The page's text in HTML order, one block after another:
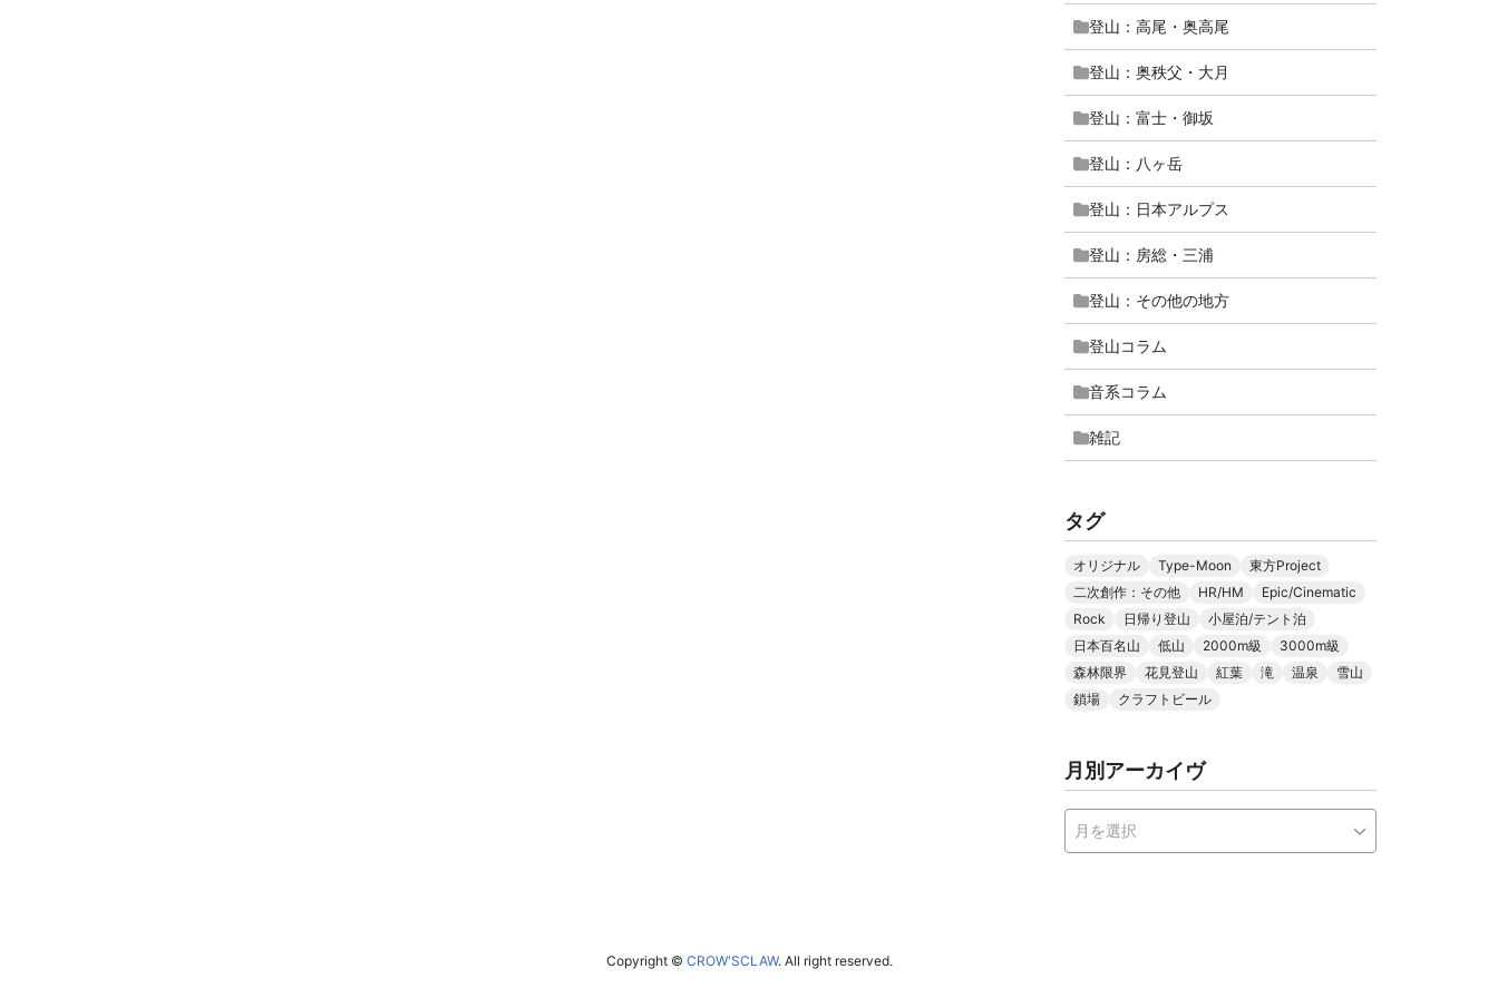
登山：高尾・奥高尾
登山：奥秩父・大月
登山：富士・御坂
登山：八ヶ岳
登山：日本アルプス
登山：房総・三浦
登山：その他の地方
登山コラム
音系コラム
雑記
タグ
オリジナル Type-Moon
東方Project
二次創作：その他
HR/HM
Epic/Cinematic
Rock
日帰り登山
小屋泊/テント泊
日本百名山
低山 2000m級
3000m級
森林限界
花見登山 紅葉 滝 温泉
雪山
鎖場
クラフトビール
月別アーカイヴ
Copyright © CROW'SCLAW. All right reserved.